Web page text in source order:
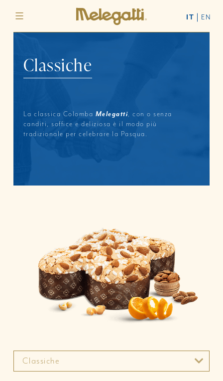
Melegatti
IT EN
Classiche
La classica Colomba Melegatti, con o senza
canditi, soffice e deliziosa è il modo più
tradizionale per celebrare la Pasqua.
Classiche